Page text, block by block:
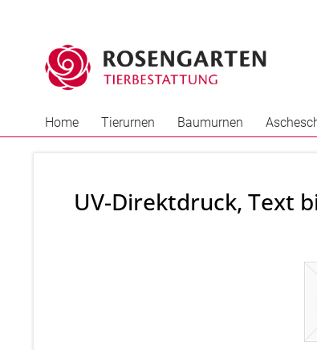
Home Tierurnen Baumurnen
UV-Direktdruck, Text